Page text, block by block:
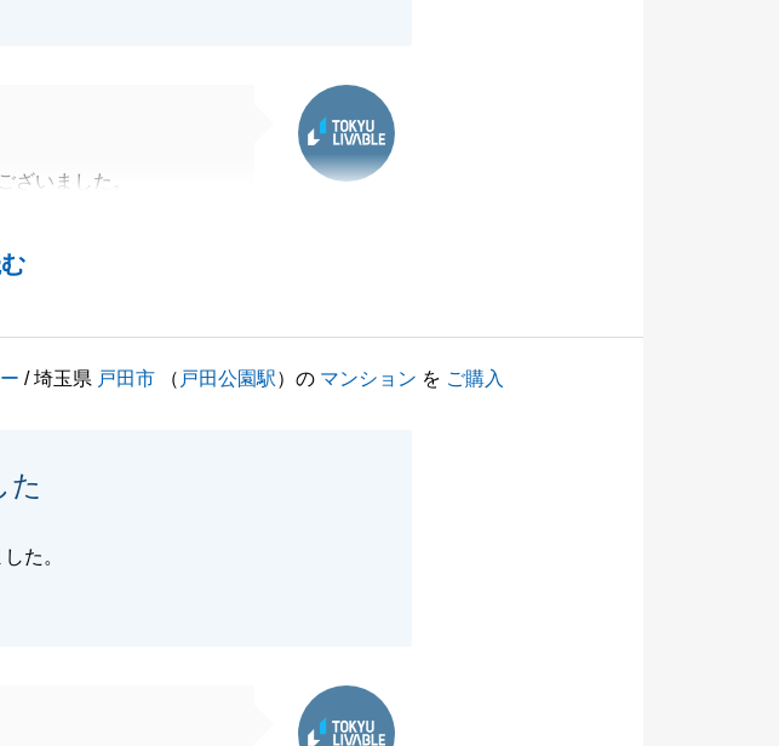
ざいました。
つも快くご対応くださ
/ 埼玉県 戸田市 （ 戸田公園駅）の マンション を ご購入
た
た。